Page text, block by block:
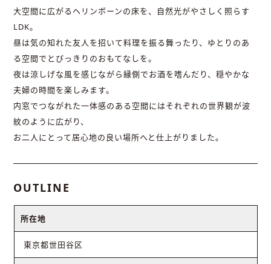
大空間に広がるヘリンボーンの床を、自然光がやさしく照らす
LDK。
昼は気の知れた友人を招いて料理を振る舞ったり、ゆとりのあ
る空間でとびっきりのおもてなしを。
夜は涼しげな風を感じながら縁側でお酒を嗜んだり、穏やかな
夫婦の時間を楽しみます。
内窓でつながれた一体感のある空間にはそれぞれの世界観が波
紋のように広がり、
お二人にとって居心地の良い場所へと仕上がりました。
OUTLINE
所在地
東京都世田谷区